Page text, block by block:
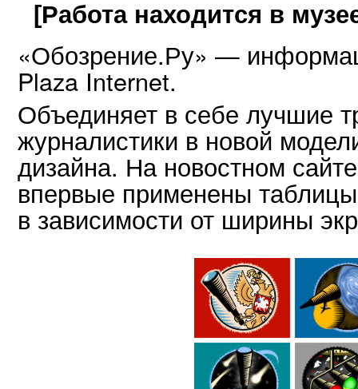
[Работа находится в
«Обозрение.Ру» —
Plaza Internet.
Объединяет в себе лучшие
журналистики в новой
дизайна. На новостном
впервые применены
в зависимости от ширины